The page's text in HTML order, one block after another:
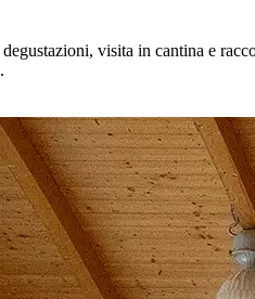
visita in cantina e